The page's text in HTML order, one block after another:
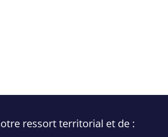
ressort territorial et de :